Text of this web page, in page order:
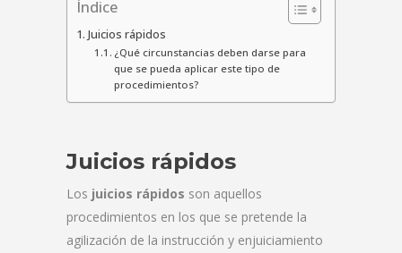
Índice
Juicios rápidos
¿Qué circunstancias deben darse para
que se pueda aplicar este tipo de
procedimientos?
Juicios rápidos
Los juicios rápidos son aquellos
procedimientos en los que se pretende la
agilización de la instrucción y enjuiciamiento